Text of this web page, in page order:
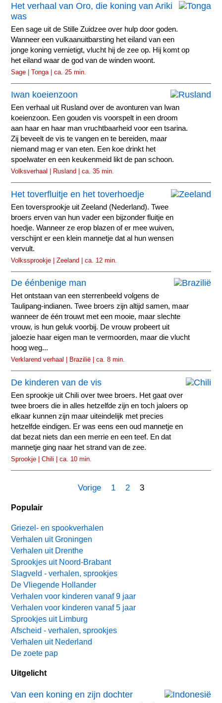
Het verhaal van Oro, die koning van Ariki
was
Een sage uit de Stille Zuidzee over hulp door goden.
Wanneer een vulkaanuitbarsting het eiland van een
jonge koning vernietigt, vlucht hij de zee op. Hij komt op
het eiland waar de god van de winden woont.
Sage | Tonga | ca. 25 min.
Iwan koeienzoon
Een verhaal uit Rusland over de avonturen van Iwan
koeienzoon. Een gouden vis voorspelt in een droom
aan haar en haar man vruchtbaarheid voor een tsarina.
Zij beveelt de vis te vangen en te bereiden, maar
niemand mag er van eten. Een koe drinkt het
spoelwater en een keukenmeid likt de pan schoon.
Volksverhaal | Rusland | ca. 35 min.
Het toverfluitje en het toverhoedje
Een toversprookje uit Zeeland (Nederland). Twee
broers erven van hun vader een bijzonder fluitje en
hoedje. Wanneer ze erop blazen of er mee wuiven,
verschijnt er een klein mannetje dat al hun wensen
vervult.
Volkssprookje | Zeeland | ca. 12 min.
De éénbenige man
Het ontstaan van een sterrenbeeld volgens de
Taulipang-indianen. Twee broers zijn altijd samen, maar
wanneer de één trouwt met een mooie, maar slechte
vrouw, is hun geluk voorbij. De vrouw probeert uit
jaloezie haar eigen man te vermoorden, maar die vlucht
hoog weg...
Verklarend verhaal | Brazilië | ca. 8 min.
De kinderen van de vis
Een sprookje uit Chili over twee broers. Het gaat over
twee broers die in alles hetzelfde zijn en toch jaloers op
elkaar kunnen zijn maar uiteindelijk met precies
hetzelfde eindigen. Er was eens een oud mannetje en
dat bezat niets dan een merrie en een teef. En dat
mannetje ging naar het strand van de zee.
Sprookje | Chili | ca. 10 min.
Vorige 1 23
Populair
Griezel- en spookverhalen
Verhalen uit Groningen
Verhalen uit Drenthe
Sprookjes uit Noord-Brabant
Slagveld - verhalen, sprookjes
De Vliegende Hollander
Verhalen voor kinderen vanaf 9 jaar
Verhalen voor kinderen vanaf 5 jaar
Sprookjes uit Limburg
Afscheid - verhalen, sprookjes
Verhalen uit Nederland
De zoete pap
Uitgelicht
Van een koning en zijn dochter